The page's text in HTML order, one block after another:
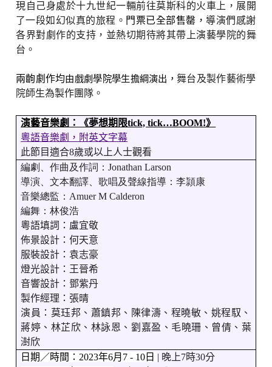
現自己身處於十九世紀一輛前往莫斯科的火車上，展開
了一段如幻似真的旅程。 門票已全部售罄，導演們感謝
各界對劇作的支持，並熱切期待將其帶上演藝學院的舞
台。
兩齣劇作均由戲劇學院學生擔綱演出，舞台及製作藝術學
院師生為製作團隊。
演藝音樂劇：《夢想期限tick, tick…BOOM!》
粵語音樂劇，附英文字幕
此節目適合8歲或以上人士觀看
編劇、作曲及作詞：Jonathan Larson
導演、文本翻譯、歌唱及聲線指導：李頴康
音樂總監： Amuer M Calderon
編舞：林俊浩
粵語填詞：盧宜敬
佈景設計：何天意
服裝設計：袁志豪
燈光設計：王晉希
音響設計：鄧紫丹
製作經理：張晴
演員：莫珏邦、蕭鎮邦、陳律濤、程曉敏、姚程馭、
蔣婷、林芷欣、林詠恩、劉嘉盈、毛曉珊、曾倩、葉
澍欣
日期／時間： 2023年6月 7 - 10 日 | 晚上7時30分